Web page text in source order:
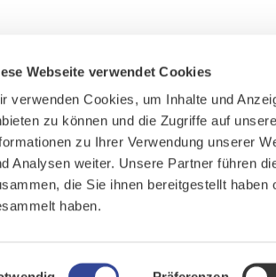
Webseite verwendet Cookies
verwenden Cookies, um Inhalte und
zu können und die Zugriffe auf
zu Ihrer Verwendung unserer
Analysen weiter. Unsere Partner führen
die Sie ihnen bereitgestellt
haben.
Impressum
Lizenzbedingungen